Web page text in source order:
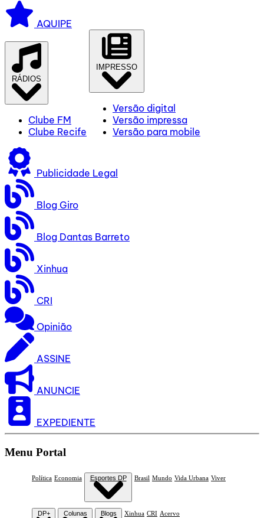
AQUIPE
RÁDIOS
Clube FM
Clube Recife
IMPRESSO
Versão digital
Versão impressa
Versão para mobile
Publicidade Legal
Blog Giro
Blog Dantas Barreto
Xinhua
CRI
Opinião
ASSINE
ANUNCIE
EXPEDIENTE
Menu Portal
Política Economia Esportes DP Brasil Mundo Vida Urbana Viver
DP+ Colunas Blogs Xinhua CRI Acervo